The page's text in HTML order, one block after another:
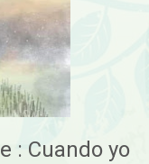
: Cuando yo